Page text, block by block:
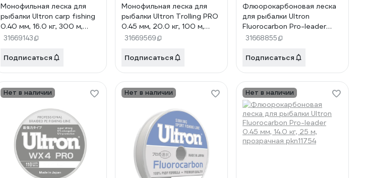
Монофильная леска для
рыбалки Ultron carp fishing
0.40 мм, 16.0 кг, 300 м,
коричневая pkn09170
31669143
Подписаться
Монофильная леска для
рыбалки Ultron Trolling PRO
0.45 мм, 20.0 кг, 100 м,
оранжевая pkn08915
31669569
Подписаться
Флюорокарбоновая леска
для рыбалки Ultron
Fluorocarbon Pro-leader
0.60 мм, 24.0 кг, 100 м,
31668855
Подписаться
Нет в наличии Нет в наличии Нет в наличии